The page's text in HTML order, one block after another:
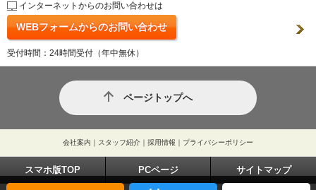
インターネットからのお問い合わせは
WEBフォームからのお問い合わせ
受付時間：24時間受付（年中無休）
ページトップへ
会社案内 ｜ スタッフ紹介 ｜ 採用情報 ｜ プライバシーポリシー
スマホ版TOP PCページ サイトマップ